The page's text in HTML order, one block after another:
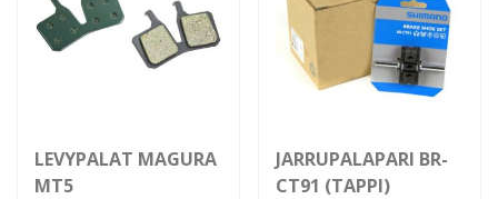
LEVYPALAT MAGURA
MT5
JARRUPALAPARI BR-
CT91 (TAPPI)